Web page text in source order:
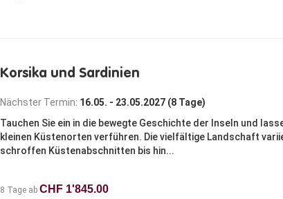
Korsika und Sardinien
Nächster Termin: 16.05. - 23.05.2027 (8 Tage)
Tauchen Sie ein in die bewegte Geschichte der Inseln und
kleinen Küstenorten verführen. Die vielfältige Landschaft
schroffen Küstenabschnitten bis hin...
8 Tage ab CHF 1'845.00